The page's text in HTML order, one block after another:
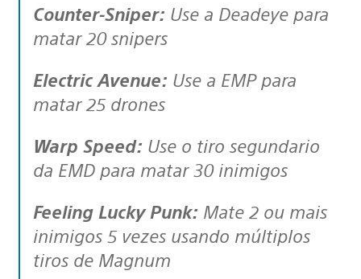
Counter-Sniper: Use a Deadeye para
matar 20 snipers
Electric Avenue: Use a EMP para
matar 25 drones
Warp Speed: Use o tiro segundario
da EMD para matar 30 inimigos
Feeling Lucky Punk: Mate 2 ou mais
inimigos 5 vezes usando múltiplos
tiros de Magnum